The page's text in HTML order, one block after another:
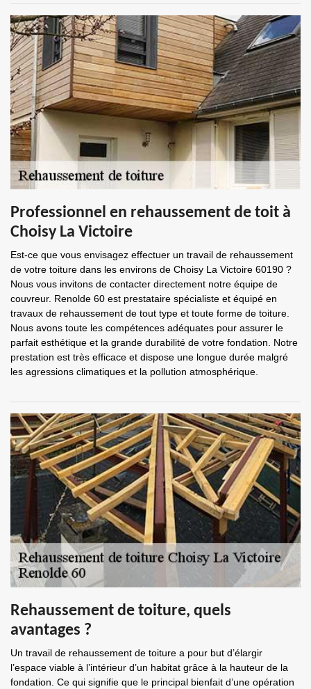
Professionnel en rehaussement de toit à
Choisy La Victoire
Est-ce que vous envisagez effectuer un travail de rehaussement
de votre toiture dans les environs de Choisy La Victoire 60190 ?
Nous vous invitons de contacter directement notre équipe de
couvreur. Renolde 60 est prestataire spécialiste et équipé en
travaux de rehaussement de tout type et toute forme de toiture.
Nous avons toute les compétences adéquates pour assurer le
parfait esthétique et la grande durabilité de votre fondation. Notre
prestation est très efficace et dispose une longue durée malgré
les agressions climatiques et la pollution atmosphérique.
Rehaussement de toiture, quels
avantages ?
Un travail de rehaussement de toiture a pour but d’élargir
l’espace viable à l’intérieur d’un habitat grâce à la hauteur de la
fondation. Ce qui signifie que le principal bienfait d’une opération